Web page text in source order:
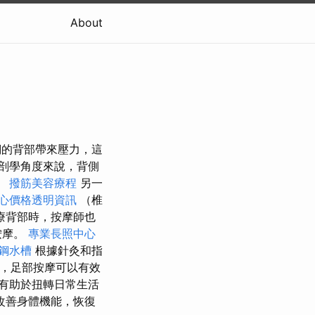
About
背部帶來壓力，這
學角度來說，背側
撥筋美容療程 另一
價格透明資訊 （椎
背部時，按摩師也
。 專業長照中心
水槽 根據針灸和指
足部按摩可以有效
助於扭轉日常生活
身體機能，恢復